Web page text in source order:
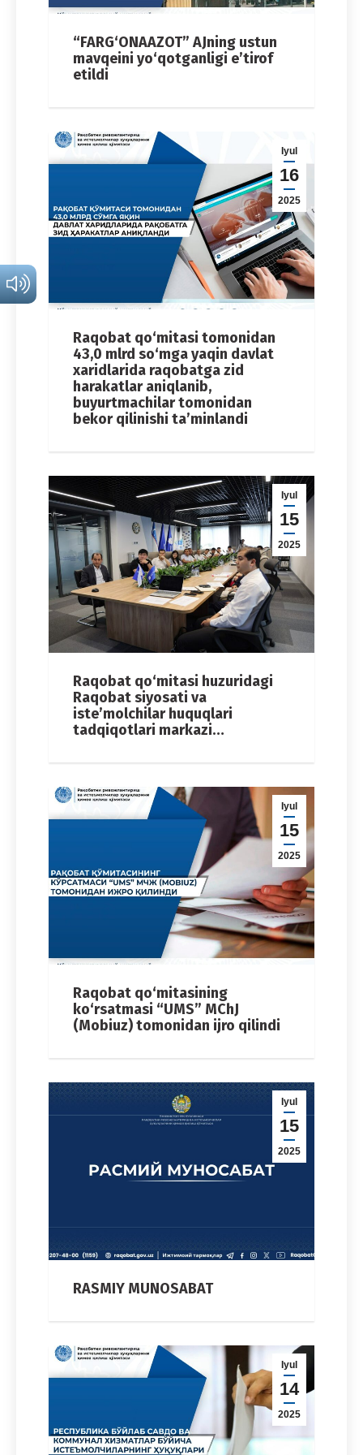
“FARG‘ONAAZOT” AJning ustun
mavqeini yo‘qotganligi e’tirof
etildi
Iyul
16
2025
Raqobat qo‘mitasi tomonidan
43,0 mlrd so‘mga yaqin davlat
xaridlarida raqobatga zid
harakatlar aniqlanib,
buyurtmachilar tomonidan
bekor qilinishi ta’minlandi
Iyul
15
2025
Raqobat qo‘mitasi huzuridagi
Raqobat siyosati va
iste’molchilar huquqlari
tadqiqotlari markazi…
Iyul
15
2025
Raqobat qo‘mitasining
ko‘rsatmasi “UMS” MChJ
(Mobiuz) tomonidan ijro qilindi
Iyul
15
2025
RASMIY MUNOSABAT
Iyul
14
2025